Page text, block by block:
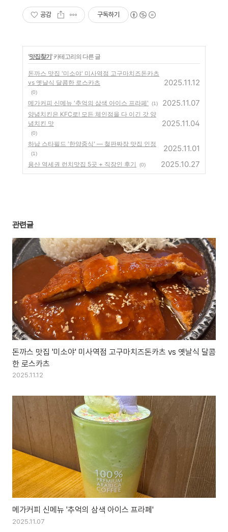
공감 구독하기
'맛집찾기' 카테고리의 다른 글
돈까스 맛집 '미소야' 미사역점 고구마치즈돈카츠
vs 옛날식 달콤한 로스카츠
(0)
2025.11.12
메가커피 신메뉴 '추억의 삼색 아이스 프라페' (1) 2025.11.07
양념치킨은 KFC로! 모든 체인점을 다 이긴 갓 양
념치킨 맛
(0)
2025.11.04
하남 스타필드 '한양중식' — 철판짜장 맛집 인정
(1)
2025.11.01
용산 역세권 런치맛집 5곳 + 직장인 후기 (0) 2025.10.27
관련글
돈까스 맛집 '미소야' 미사역점 고구마치즈돈카츠 vs 옛날식 달콤
한 로스카츠
2025.11.12
메가커피 신메뉴 '추억의 삼색 아이스 프라페'
2025.11.07